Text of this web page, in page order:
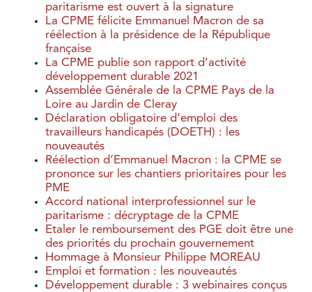
paritarisme est ouvert à la signature
La CPME félicite Emmanuel Macron de sa
réélection à la présidence de la République
française
La CPME publie son rapport d’activité
développement durable 2021
Assemblée Générale de la CPME Pays de la
Loire au Jardin de Cleray
Déclaration obligatoire d’emploi des
travailleurs handicapés (DOETH) : les
nouveautés
Réélection d’Emmanuel Macron : la CPME se
prononce sur les chantiers prioritaires pour les
PME
Accord national interprofessionnel sur le
paritarisme : décryptage de la CPME
Etaler le remboursement des PGE doit être une
des priorités du prochain gouvernement
Hommage à Monsieur Philippe MOREAU
Emploi et formation : les nouveautés
Développement durable : 3 webinaires conçus